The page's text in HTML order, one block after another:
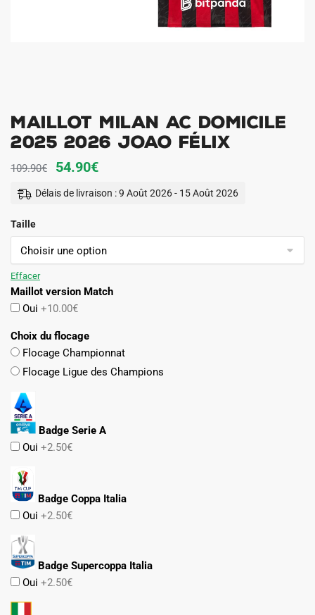
Maillot Milan AC Domicile
2025 2026 Joao Félix
109.90€
Le
prix
109.90€.
54.90€Le
54.90€.
Délais de livraison : 9 Août 2026 - 15 Août 2026
Taille
Effacer
Maillot version Match
Oui +10.00€
Choix du flocage
Flocage Championnat
Flocage Ligue des Champions
Badge Serie A
Oui +2.50€
Badge Coppa Italia
Oui +2.50€
Badge Supercoppa Italia
Oui +2.50€